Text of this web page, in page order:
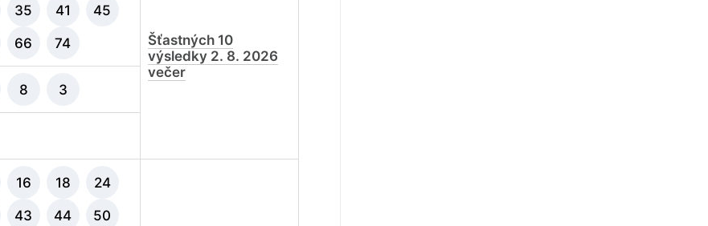
35 41 45
66 74
Šťastných 10
výsledky 2. 8. 2026
večer
8 3
16 18 24
43 44 50